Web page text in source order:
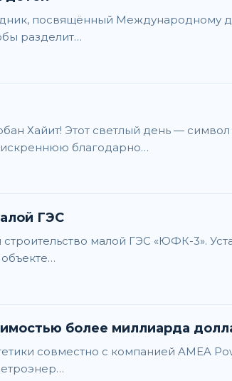
посвящённый Международному
разделит…
Хайит! Этот светлый день —
благодарно…
ГЭС
малой ГЭС «ЮФК-3».
более миллиарда
совместно с компанией AMEA